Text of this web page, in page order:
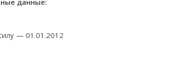
данные:
— 01.01.2012